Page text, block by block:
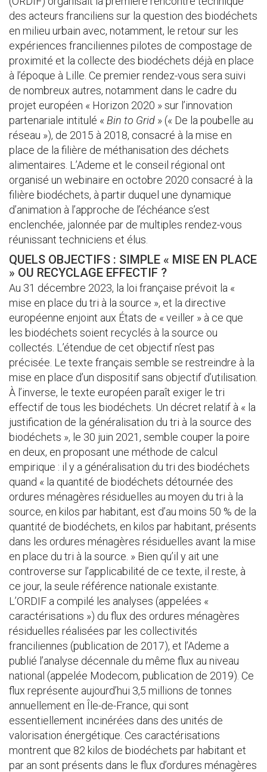
des acteurs franciliens sur la question des biodéchets
en milieu urbain avec, notamment, le retour sur les
expériences franciliennes pilotes de compostage de
proximité et la collecte des biodéchets déjà en place
à l’époque à Lille. Ce premier rendez-vous sera suivi
de nombreux autres, notamment dans le cadre du
projet européen « Horizon 2020 » sur l’innovation
partenariale intitulé « Bin to Grid » (« De la poubelle au
réseau »), de 2015 à 2018, consacré à la mise en
place de la filière de méthanisation des déchets
alimentaires. L’Ademe et le conseil régional ont
organisé un webinaire en octobre 2020 consacré à la
filière biodéchets, à partir duquel une dynamique
d’animation à l’approche de l’échéance s’est
enclenchée, jalonnée par de multiples rendez-vous
réunissant techniciens et élus.
QUELS OBJECTIFS : SIMPLE « MISE EN PLACE
» OU RECYCLAGE EFFECTIF ?
Au 31 décembre 2023, la loi française prévoit la «
mise en place du tri à la source », et la directive
européenne enjoint aux États de « veiller » à ce que
les biodéchets soient recyclés à la source ou
collectés. L’étendue de cet objectif n’est pas
précisée. Le texte français semble se restreindre à la
mise en place d’un dispositif sans objectif d’utilisation.
À l’inverse, le texte européen paraît exiger le tri
effectif de tous les biodéchets. Un décret relatif à « la
justification de la généralisation du tri à la source des
biodéchets », le 30 juin 2021, semble couper la poire
en deux, en proposant une méthode de calcul
empirique : il y a généralisation du tri des biodéchets
quand « la quantité de biodéchets détournée des
ordures ménagères résiduelles au moyen du tri à la
source, en kilos par habitant, est d’au moins 50 % de la
quantité de biodéchets, en kilos par habitant, présents
dans les ordures ménagères résiduelles avant la mise
en place du tri à la source. » Bien qu’il y ait une
controverse sur l’applicabilité de ce texte, il reste, à
ce jour, la seule référence nationale existante.
L’ORDIF a compilé les analyses (appelées «
caractérisations ») du flux des ordures ménagères
résiduelles réalisées par les collectivités
franciliennes (publication de 2017), et l’Ademe a
publié l’analyse décennale du même flux au niveau
national (appelée Modecom, publication de 2019). Ce
flux représente aujourd’hui 3,5 millions de tonnes
annuellement en Île-de-France, qui sont
essentiellement incinérées dans des unités de
valorisation énergétique. Ces caractérisations
montrent que 82 kilos de biodéchets par habitant et
par an sont présents dans le flux d’ordures ménagères